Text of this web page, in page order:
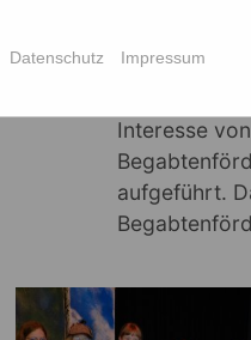
Dieser
Interesse
aufgeführt.
Datenschutz Impressum